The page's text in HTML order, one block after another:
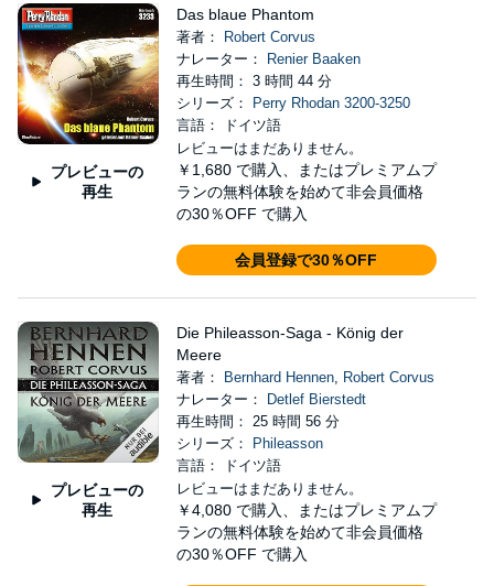
プレビューの
再生
Das blaue Phantom
著者：
Robert Corvus
ナレーター：
Renier Baaken
再生時間： 3 時間 44 分
シリーズ：
Perry Rhodan 3200-3250
言語： ドイツ語
レビューはまだありません。
￥1,680 で購入、またはプレミアムプ
ランの無料体験を始めて非会員価格
の30％OFF で購入
会員登録で30％OFF
プレビューの
再生
Die Phileasson-Saga - König der
Meere
著者： Bernhard Hennen, Robert Corvus
ナレーター：
Detlef Bierstedt
再生時間： 25 時間 56 分
シリーズ：
Phileasson
言語： ドイツ語
レビューはまだありません。
￥4,080 で購入、またはプレミアムプ
ランの無料体験を始めて非会員価格
の30％OFF で購入